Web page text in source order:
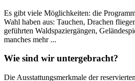
Es gibt viele Möglichkeiten: die
Wahl haben aus: Tauchen, Drachen
geführten Waldspaziergängen,
manches mehr ...
Wie sind wir untergebracht?
Die Ausstattungsmerkmale der